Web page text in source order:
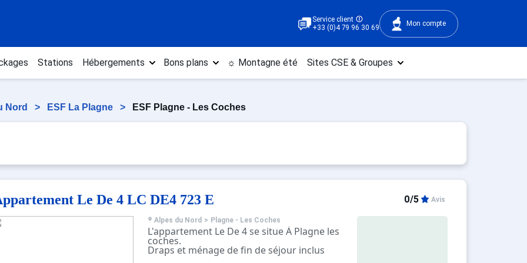
Service client
+33 (0)4 79 96 30 69
Mon compte
Stations Hébergements Bons plans ☼ Montagne été Sites CSE & Groupes
Nord > ESF La Plagne > ESF Plagne - Les Coches
Le De 4 LC DE4 723 E 0/5 Avis
Alpes du Nord > Plagne - Les Coches
L'appartement Le De 4 se situe À Plagne les
coches.
Draps et ménage de fin de séjour inclus